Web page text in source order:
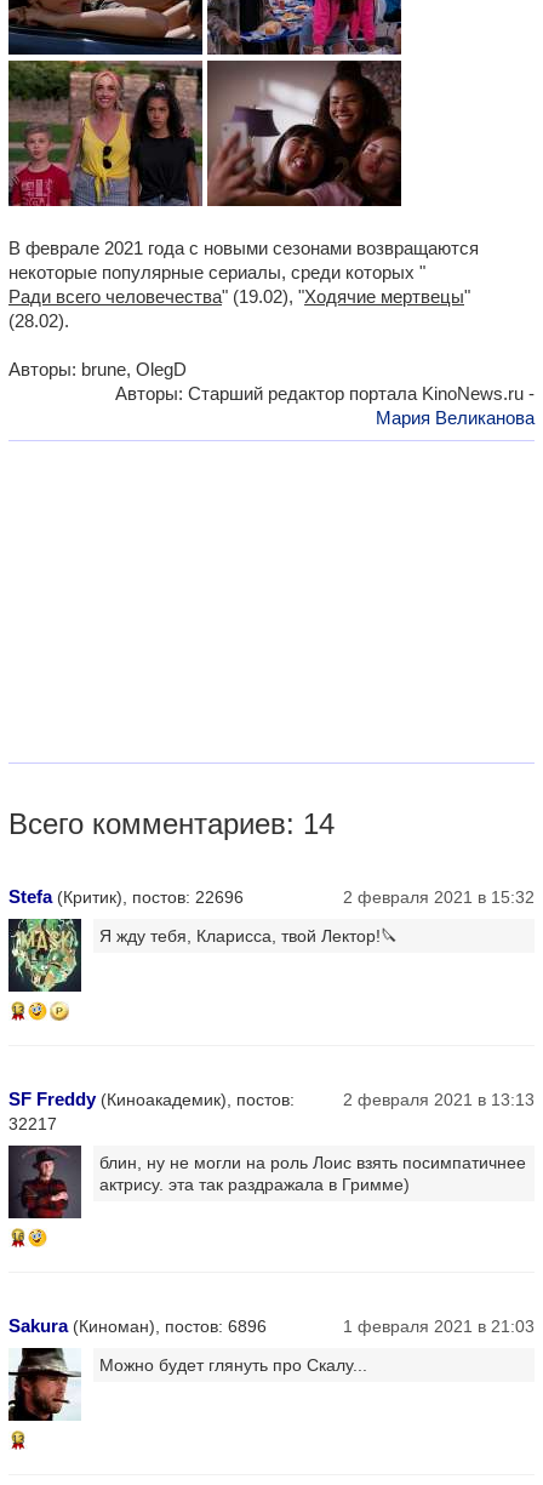
В феврале 2021 года с новыми сезонами возвращаются
некоторые популярные сериалы, среди которых "
Ради всего человечества" (19.02), "Ходячие мертвецы"
(28.02).
Авторы: brune, OlegD
Авторы: Старший редактор портала KinoNews.ru -
Мария Великанова
Всего комментариев: 14
Stefa(Критик), постов: 22696 2 февраля 2021 в 15:32
13
Я жду тебя, Кларисса, твой Лектор!🔪
SF Freddy(Киноакадемик), постов:
32217
2 февраля 2021 в 13:13
16
блин, ну не могли на роль Лоис взять посимпатичнее
актрису. эта так раздражала в Гримме)
Sakura(Киноман), постов: 6896 1 февраля 2021 в 21:03
13
Можно будет глянуть про Скалу...